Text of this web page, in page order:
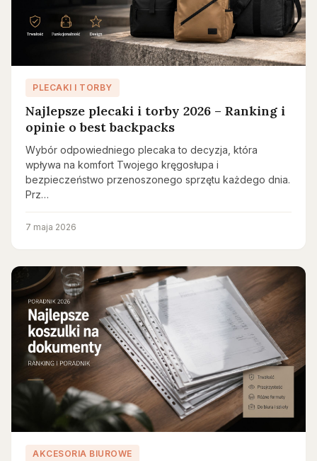
PLECAKI I TORBY
Najlepsze plecaki i torby 2026 – Ranking i
opinie o best backpacks
Wybór odpowiedniego plecaka to decyzja, która
wpływa na komfort Twojego kręgosłupa i
bezpieczeństwo przenoszonego sprzętu każdego dnia.
Prz…
7 maja 2026
AKCESORIA BIUROWE